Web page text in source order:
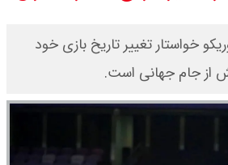
مرداد ۱۴۰۵ اعلام شد/ افزایش قیمت
طلا
خواستار تغییر تاریخ بازی خود
از جام جهانی است.